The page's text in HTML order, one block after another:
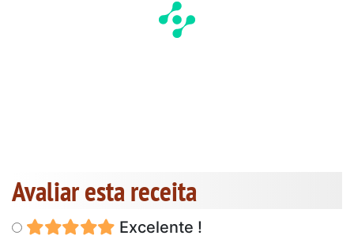
Avaliar esta receita
Excelente !